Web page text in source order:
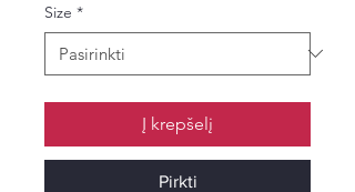
Size *
Į krepšelį
Pirkti